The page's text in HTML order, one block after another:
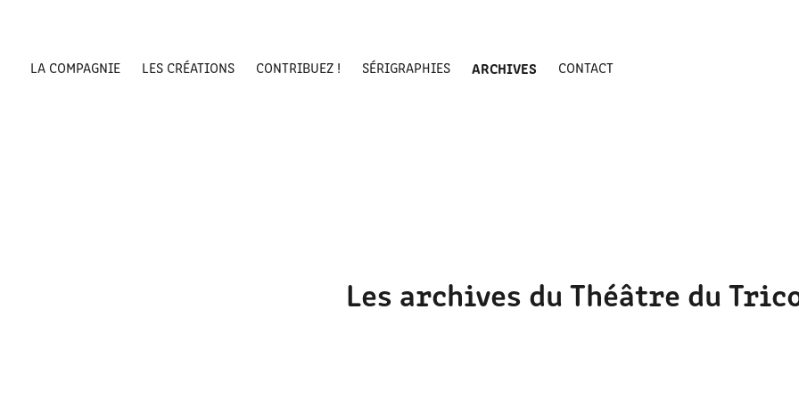
LA COMPAGNIE LES CRÉATIONS CONTRIBUEZ ! SÉRIGRAPHIES ARCHIVES CONTACT
Les archives du Théâtre du